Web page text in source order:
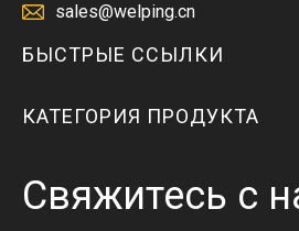
sales@welping.cn
БЫСТРЫЕ ССЫЛКИ
КАТЕГОРИЯ ПРОДУКТА
Свяжитесь с